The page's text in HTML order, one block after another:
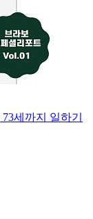
세까지 일하기